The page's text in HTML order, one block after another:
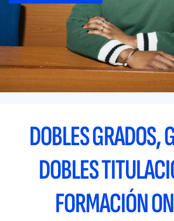
DOBLES GRADOS,
DOBLES
FORMACIÓN